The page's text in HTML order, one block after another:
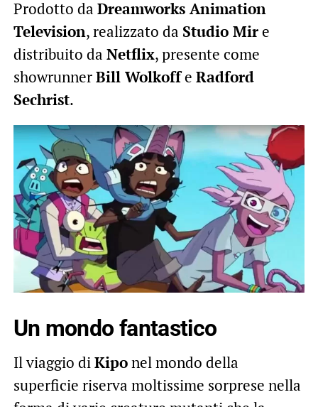
Prodotto da Dreamworks Animation
Television, realizzato da Studio Mire
distribuito da Netflix, presente come
showrunnerBill Wolkoffe Radford
Sechrist.
Un mondo fantastico
Il viaggio di Kiponel mondo della
superficie riserva moltissime sorprese nella